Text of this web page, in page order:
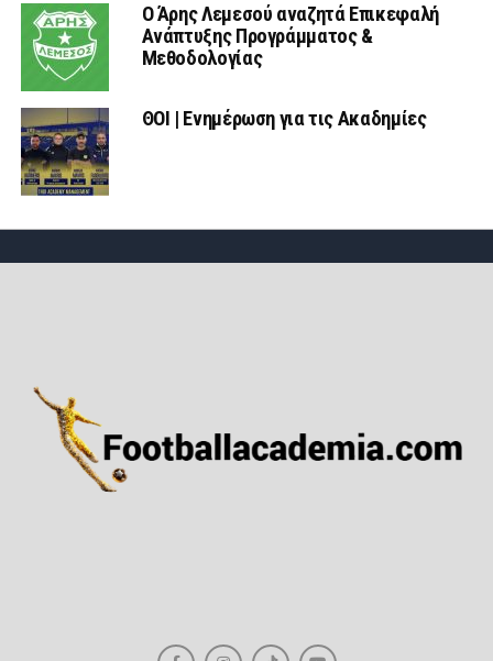
Ο Άρης Λεμεσού αναζητά Επικεφαλή
Ανάπτυξης Προγράμματος &
Μεθοδολογίας
ΘΟΙ | Ενημέρωση για τις Ακαδημίες